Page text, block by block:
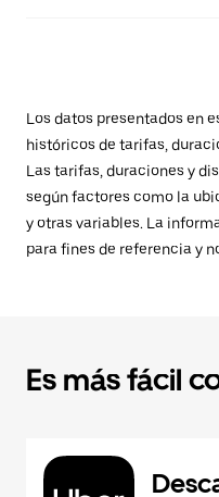
Los datos presentados en
históricos de tarifas,
Las tarifas, duraciones y
según factores como la
y otras variables. La
para fines de referencia y
Es más fácil